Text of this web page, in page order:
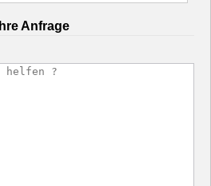
Ihre Anfrage